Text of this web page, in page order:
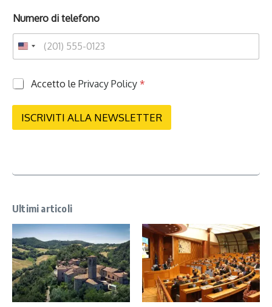
Numero di telefono
P
i
a
Accetto le Privacy Policy *
ISCRIVITI ALLA NEWSLETTER
Ultimi articoli